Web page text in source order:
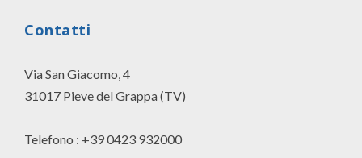
Contatti
Via San Giacomo, 4
31017 Pieve del Grappa (TV)
Telefono : +39 0423 932000